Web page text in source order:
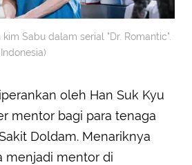
Sabu dalam serial "Dr. Romantic".
oleh Han Suk Kyu
mentor bagi para tenaga
Doldam. Menariknya
menjadi mentor di